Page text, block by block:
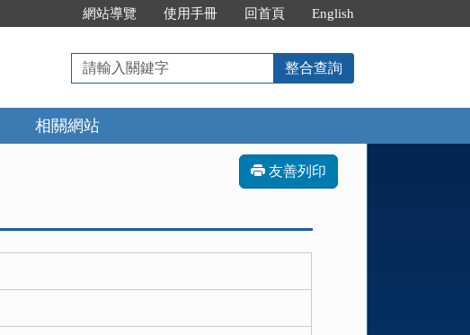
網站導覽 使用手冊 回首頁 English
請
輸
入
關
鍵
整合查詢
相關網站
友善列印